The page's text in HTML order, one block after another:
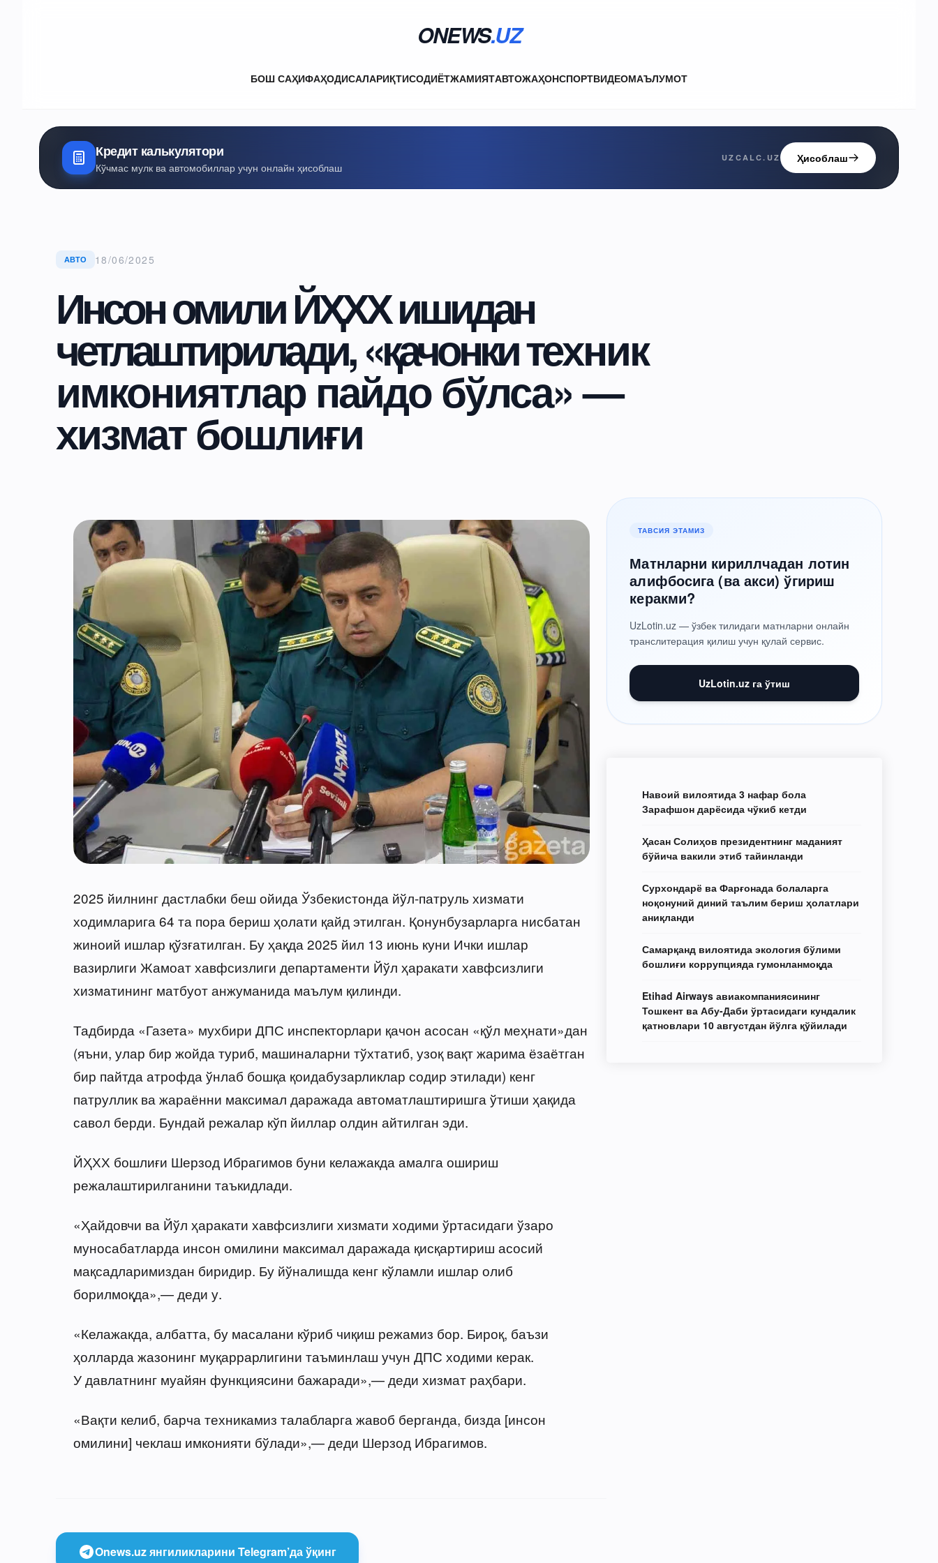
ONEWS.UZ
БОШ САҲИФАҲОДИСАЛАРИҚТИСОДИЁТЖАМИЯТАВТОЖАҲОНСПОРТВИДЕОМАЪЛУМОТ
Кредит калькулятори
Кўчмас мулк ва автомобиллар учун онлайн ҳисоблаш
UZCALC.UZ Ҳисоблаш
АВТО 18/06/2025
Инсон омили ЙҲХХ ишидан
четлаштирилади, «қачонки техник
имкониятлар пайдо бўлса» —
хизмат бошлиғи
2025 йилнинг дастлабки беш ойида Ўзбекистонда йўл-патруль хизмати
ходимларига 64 та пора бериш ҳолати қайд этилган. Қонунбузарларга нисбатан
жиноий ишлар қўзғатилган. Бу ҳақда 2025 йил 13 июнь куни Ички ишлар
вазирлиги Жамоат хавфсизлиги департаменти Йўл ҳаракати хавфсизлиги
хизматининг матбуот анжуманида маълум қилинди.
Тадбирда «Газета» мухбири ДПС инспекторлари қачон асосан «қўл меҳнати»дан
(яъни, улар бир жойда туриб, машиналарни тўхтатиб, узоқ вақт жарима ёзаётган
бир пайтда атрофда ўнлаб бошқа қоидабузарликлар содир этилади) кенг
патруллик ва жараённи максимал даражада автоматлаштиришга ўтиши ҳақида
савол берди. Бундай режалар кўп йиллар олдин айтилган эди.
ЙҲХХ бошлиғи Шерзод Ибрагимов буни келажакда амалга ошириш
режалаштирилганини таъкидлади.
«Ҳайдовчи ва Йўл ҳаракати хавфсизлиги хизмати ходими ўртасидаги ўзаро
муносабатларда инсон омилини максимал даражада қисқартириш асосий
мақсадларимиздан биридир. Бу йўналишда кенг кўламли ишлар олиб
борилмоқда»,— деди у.
«Келажакда, албатта, бу масалани кўриб чиқиш режамиз бор. Бироқ, баъзи
ҳолларда жазонинг муқаррарлигини таъминлаш учун ДПС ходими керак.
У давлатнинг муайян функциясини бажаради»,— деди хизмат раҳбари.
«Вақти келиб, барча техникамиз талабларга жавоб берганда, бизда [инсон
омилини] чеклаш имконияти бўлади»,— деди Шерзод Ибрагимов.
Onews.uz янгиликларини Telegram’да ўқинг
ТАВСИЯ ЭТАМИЗ
Матнларни кириллчадан лотин
алифбосига (ва акси) ўгириш
керакми?
UzLotin.uz — ўзбек тилидаги матнларни онлайн
транслитерация қилиш учун қулай сервис.
UzLotin.uz га ўтиш
Навоий вилоятида 3 нафар бола
Зарафшон дарёсида чўкиб кетди
Ҳасан Солиҳов президентнинг маданият
бўйича вакили этиб тайинланди
Сурхондарё ва Фарғонада болаларга
ноқонуний диний таълим бериш ҳолатлари
аниқланди
Самарқанд вилоятида экология бўлими
бошлиғи коррупцияда гумонланмоқда
Etihad Airways авиакомпаниясининг
Тошкент ва Абу-Даби ўртасидаги кундалик
қатновлари 10 августдан йўлга қўйилади